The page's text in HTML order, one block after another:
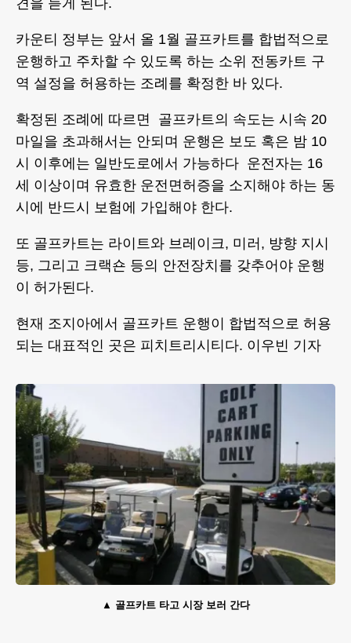
견을 듣게 된다.
카운티 정부는 앞서 올 1월 골프카트를 합법적으로
운행하고 주차할 수 있도록 하는 소위 전동카트 구
역 설정을 허용하는 조례를 확정한 바 있다.
확정된 조례에 따르면 골프카트의 속도는 시속 20
마일을 초과해서는 안되며 운행은 보도 혹은 밤 10
시 이후에는 일반도로에서 가능하다 운전자는 16
세 이상이며 유효한 운전면허증을 소지해야 하는 동
시에 반드시 보험에 가입해야 한다.
또 골프카트는 라이트와 브레이크, 미러, 뱡향 지시
등, 그리고 크랙숀 등의 안전장치를 갖추어야 운행
이 허가된다.
현재 조지아에서 골프카트 운행이 합법적으로 허용
되는 대표적인 곳은 피치트리시티다. 이우빈 기자
골프카트 타고 시장 보러 간다